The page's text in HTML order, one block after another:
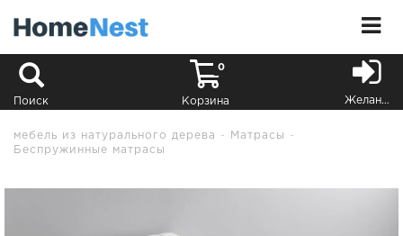
Поиск
0
Корзина Желания
мебель из натурального дерева
Матрасы
Беспружинные матрасы